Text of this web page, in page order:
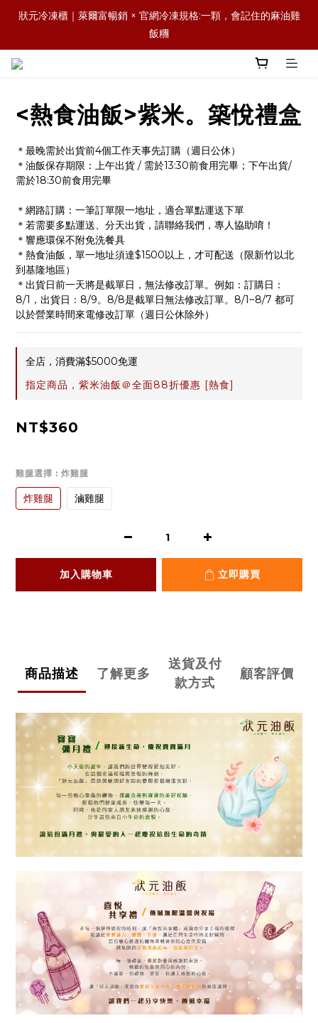
森日之禮｜職場賀禮的質感新選擇，傳承好味道，也送出祝福與人
情味
狀元冷凍櫃｜萊爾富暢銷 × 官網冷凍規格:一顆，會記住的麻油雞
飯糰
森日之禮｜職場賀禮的質感新選擇，傳承好味道，也送出祝福與人
<熱食油飯>紫米。築悅禮盒
＊最晚需於出貨前4個工作天事先訂購（週日公休）
＊油飯保存期限：上午出貨 / 需於13:30前食用完畢；下午出貨/
需於18:30前食用完畢
＊網路訂購：一筆訂單限一地址，適合單點運送下單
＊若需要多點運送、分天出貨，請聯絡我們，專人協助唷！
＊響應環保不附免洗餐具
＊熱食油飯，單一地址須達$1500以上，才可配送（限新竹以北
到基隆地區）
＊出貨日前一天將是截單日，無法修改訂單。例如：訂購日：
8/1，出貨日：8/9。8/8是截單日無法修改訂單。8/1~8/7 都可
以於營業時間來電修改訂單（週日公休除外）
全店，消費滿$5000免運
指定商品，紫米油飯＠全面88折優惠 [熱食]
NT$360
雞腿選擇 : 炸雞腿
炸雞腿 滷雞腿
加入購物車 立即購買
商品描述 了解更多
送貨及付
款方式
顧客評價